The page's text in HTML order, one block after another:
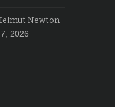
Newton
2026